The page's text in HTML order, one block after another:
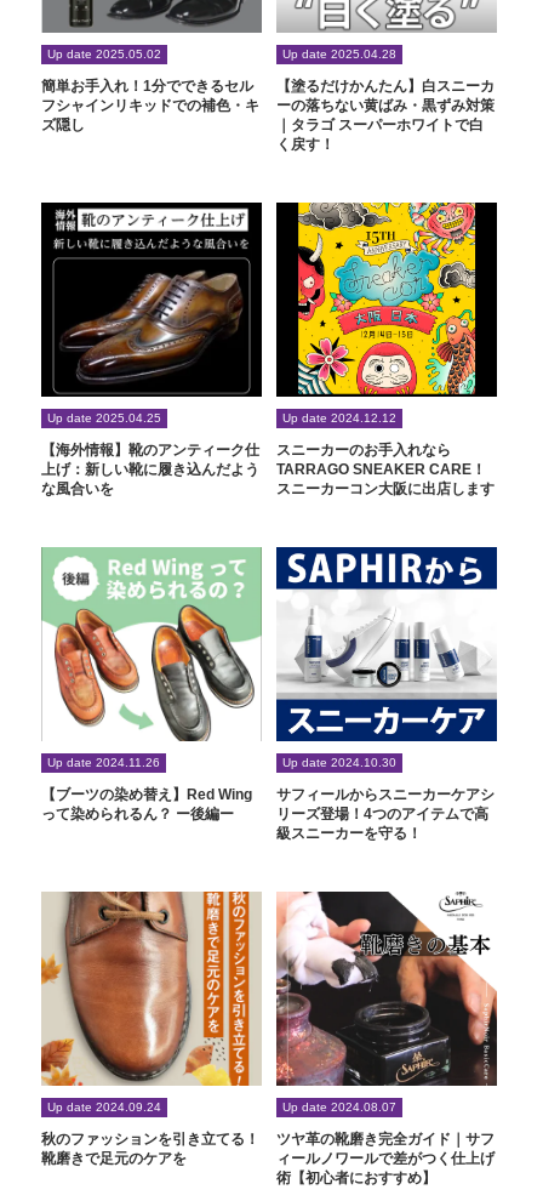
Up date 2025.05.02
簡単お手入れ！1分でできるセル
フシャインリキッドでの補色・キ
ズ隠し
Up date 2025.04.28
【塗るだけかんたん】白スニーカ
ーの落ちない黄ばみ・黒ずみ対策
｜タラゴ スーパーホワイトで白
く戻す！
Up date 2025.04.25
【海外情報】靴のアンティーク仕
上げ：新しい靴に履き込んだよう
な風合いを
Up date 2024.12.12
スニーカーのお手入れなら
TARRAGO SNEAKER CARE！
スニーカーコン大阪に出店します
Up date 2024.11.26
【ブーツの染め替え】Red Wing
って染められるん？ ー後編ー
Up date 2024.10.30
サフィールからスニーカーケアシ
リーズ登場！4つのアイテムで高
級スニーカーを守る！
Up date 2024.09.24
秋のファッションを引き立てる！
靴磨きで足元のケアを
Up date 2024.08.07
ツヤ革の靴磨き完全ガイド｜サフ
ィールノワールで差がつく仕上げ
術【初心者におすすめ】